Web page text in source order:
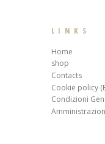
LINKS
Home
shop
Contacts
Cookie policy
Condizioni